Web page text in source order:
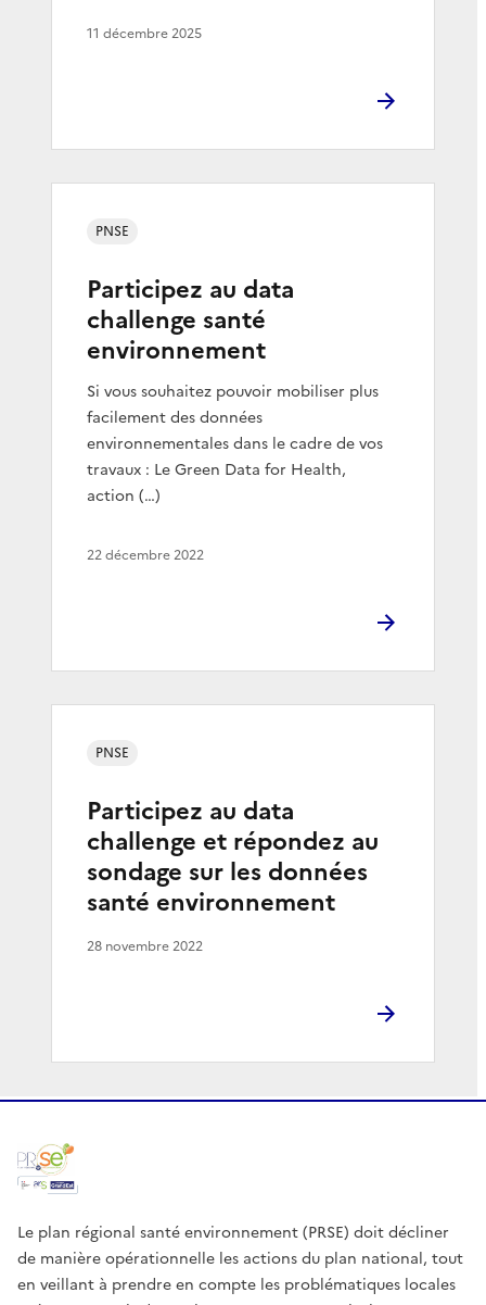
11 décembre 2025
Participez au data
challenge santé
environnement
Si vous souhaitez pouvoir mobiliser plus
facilement des données
environnementales dans le cadre de vos
travaux : Le Green Data for Health,
action (…)
PNSE
22 décembre 2022
Participez au data
challenge et répondez au
sondage sur les données
santé environnement
PNSE
28 novembre 2022
Le plan régional santé environnement (PRSE) doit décliner
de manière opérationnelle les actions du plan national, tout
en veillant à prendre en compte les problématiques locales